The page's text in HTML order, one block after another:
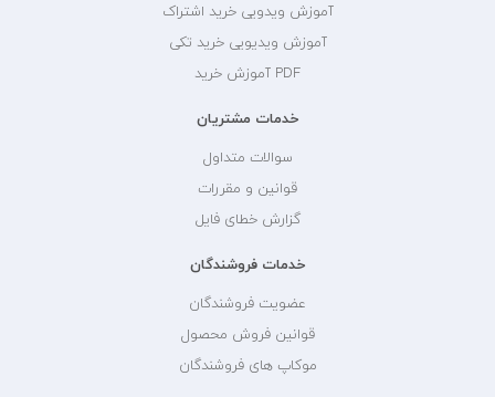
آموزش ویدویی خرید اشتراک
آموزش ویدیویی خرید تکی
PDF آموزش خرید
خدمات مشتریان
سوالات متداول
قوانین و مقررات
گزارش خطای فایل
خدمات فروشندگان
عضویت فروشندگان
قوانین فروش محصول
موکاپ های فروشندگان